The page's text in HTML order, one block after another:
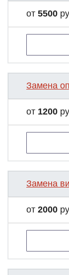
от 5500
Замена
от 1200
Замена
от 2000